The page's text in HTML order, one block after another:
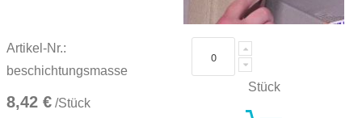
Artikel-Nr.:
beschichtungsmasse
8,42 € /Stück
Stück